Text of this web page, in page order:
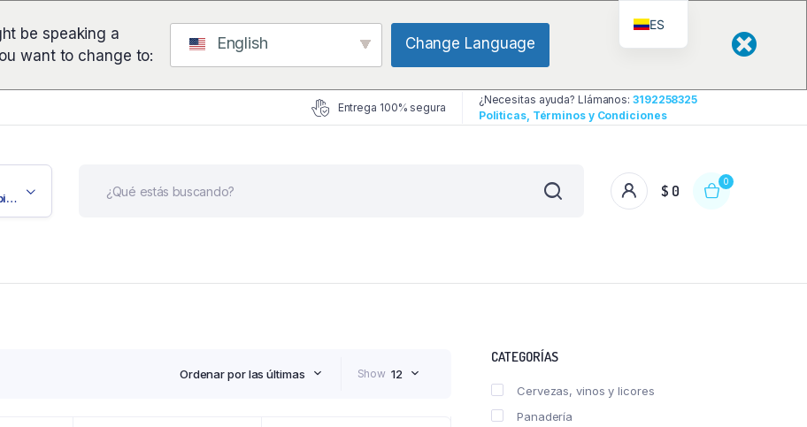
be speaking a
want to change to:
English Change Language
Entrega 100% segura
¿Necesitas ayuda? Llámanos: 3192258325
Politicas, Términos y Condiciones
Selecciona tu ubicación $ 0
0
Ordenar por las últimas Show 12
CATEGORÍAS
Cervezas, vinos y licores
Panadería
ES